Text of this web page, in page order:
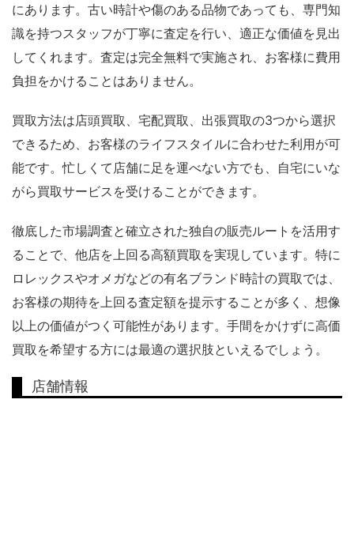
にあります。古い時計や傷のある品物であっても、専門知
識を持つスタッフが丁寧に査定を行い、適正な価値を見出
してくれます。査定は完全無料で実施され、お客様に費用
負担をかけることはありません。
買取方法は店頭買取、宅配買取、出張買取の3つから選択
できるため、お客様のライフスタイルに合わせた利用が可
能です。忙しくて店舗に足を運べない方でも、自宅にいな
がら買取サービスを受けることができます。
徹底した市場調査と確立された独自の販売ルートを活用す
ることで、他店を上回る高額買取を実現しています。特に
ロレックスやオメガなどの有名ブランド時計の買取では、
お客様の期待を上回る査定額を提示することが多く、想像
以上の価値がつく可能性があります。手間をかけずに高価
買取を希望する方には最適の選択肢といえるでしょう。
店舗情報